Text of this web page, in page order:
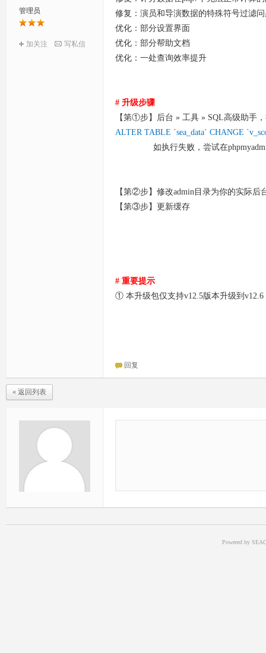
管理员
加关注 写私信
修复：演员和导演数据的特殊符号过滤
优化：部分设置界面
优化：部分帮助文档
优化：一处查询效率提升
# 升级步骤
【第①步】后台 » 工具 » SQL高级助手
ALTER TABLE `sea_data` CHANGE
如执行失败，尝试在
【第②步】修改admin目录为你的实际后
【第③步】更新缓存
# 重要提示
① 本升级包仅支持v12.5版本升级到
回复
« 返回列表
Powered by